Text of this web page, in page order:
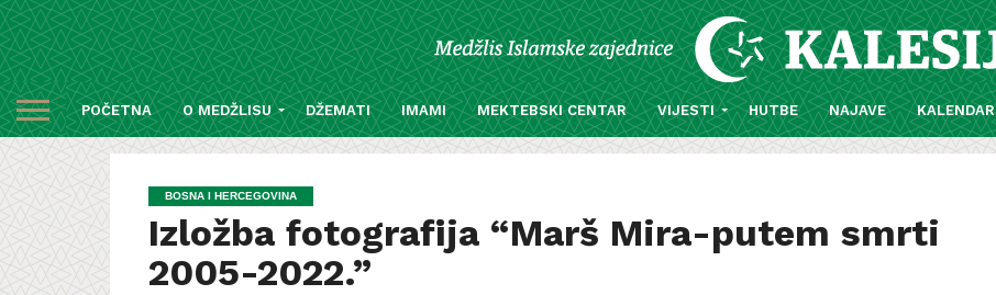
POČETNA O MEDŽLISU DŽEMATI IMAMI MEKTEBSKI CENTAR VIJESTI HUTBE NAJAVE KALENDAR
BOSNA I HERCEGOVINA
Izložba fotografija “Marš Mira-putem smrti
2005-2022.”